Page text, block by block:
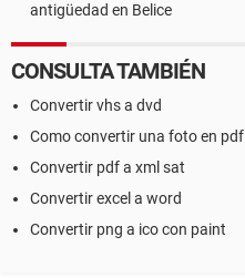
antigüedad en Belice
CONSULTA TAMBIÉN
Convertir vhs a dvd
Como convertir una foto en pdf
Convertir pdf a xml sat
Convertir excel a word
Convertir png a ico con paint